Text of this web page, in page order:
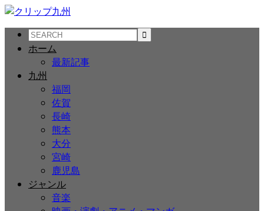
ホーム
最新記事
九州
福岡
佐賀
長崎
熊本
大分
宮崎
鹿児島
ジャンル
音楽